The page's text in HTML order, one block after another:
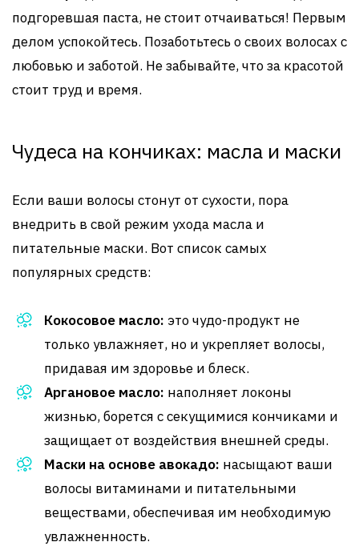
подгоревшая паста, не стоит отчаиваться! Первым
делом успокойтесь. Позаботьтесь о своих волосах с
любовью и заботой. Не забывайте, что за красотой
стоит труд и время.
Чудеса на кончиках: масла и маски
Если ваши волосы стонут от сухости, пора
внедрить в свой режим ухода масла и
питательные маски. Вот список самых
популярных средств:
Кокосовое масло: это чудо-продукт не
только увлажняет, но и укрепляет волосы,
придавая им здоровье и блеск.
Аргановое масло: наполняет локоны
жизнью, борется с секущимися кончиками и
защищает от воздействия внешней среды.
Маски на основе авокадо: насыщают ваши
волосы витаминами и питательными
веществами, обеспечивая им необходимую
увлажненность.